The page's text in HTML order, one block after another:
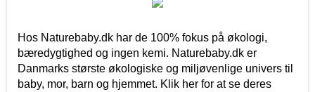
Hos Naturebaby.dk har de 100% fokus på økologi,
bæredygtighed og ingen kemi. Naturebaby.dk er
Danmarks største økologiske og miljøvenlige univers til
baby, mor, barn og hjemmet. Klik her for at se deres